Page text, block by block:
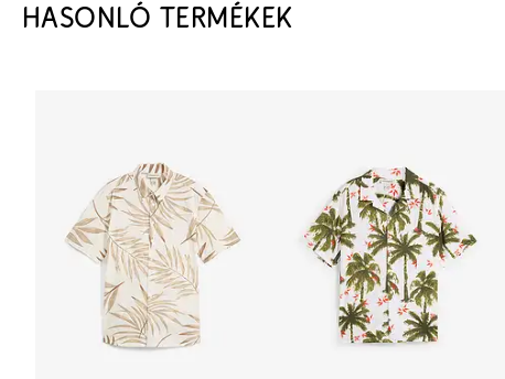
HASONLÓ TERMÉKEK